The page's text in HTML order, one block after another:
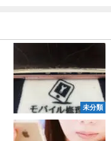
未分類